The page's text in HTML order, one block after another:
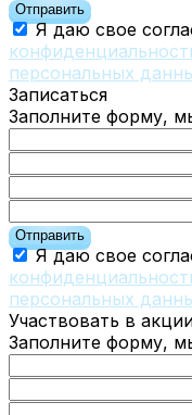
Отправить
Я даю свое
персональных
Записаться
Заполните форму,
Отправить
Я даю свое
персональных
Участвовать в
Заполните форму,